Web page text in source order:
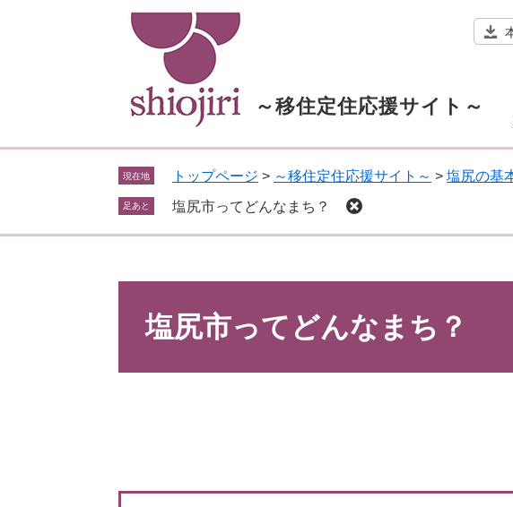
～移住定住応援サイト～
現在地 トップページ > ～移住定住応援サイト～ > 塩尻の基
足あと 塩尻市ってどんなまち？
塩尻市ってどんなまち？